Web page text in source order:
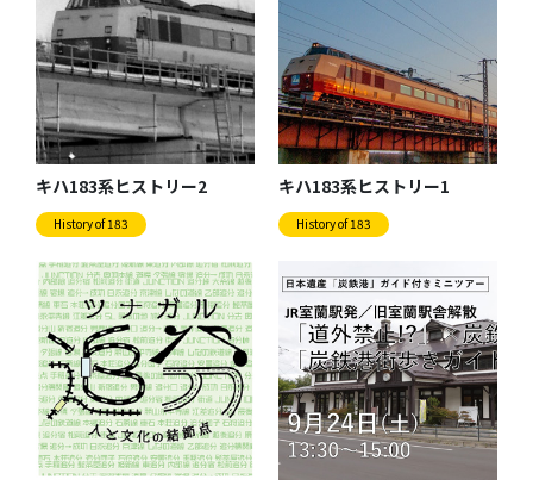
キハ183系ヒストリー2
History of 183
キハ183系ヒストリー1
History of 183